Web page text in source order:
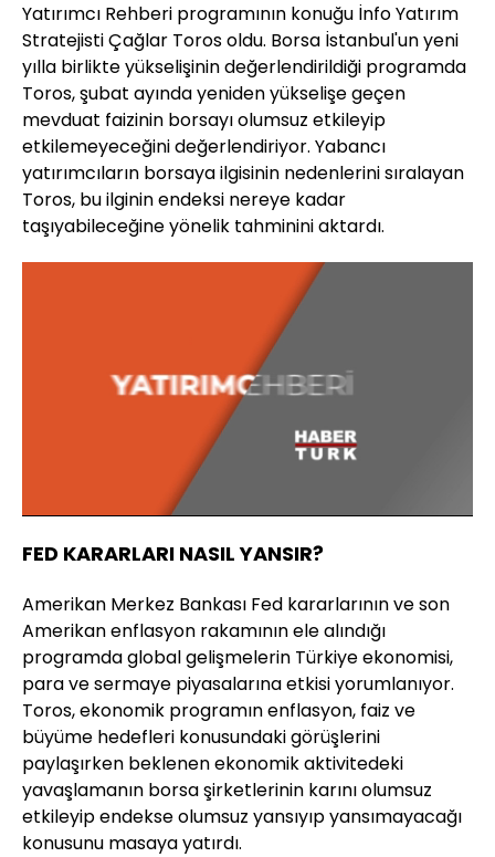
Yatırımcı Rehberi programının konuğu İnfo Yatırım
Stratejisti Çağlar Toros oldu. Borsa İstanbul'un yeni
yılla birlikte yükselişinin değerlendirildiği programda
Toros, şubat ayında yeniden yükselişe geçen
mevduat faizinin borsayı olumsuz etkileyip
etkilemeyeceğini değerlendiriyor. Yabancı
yatırımcıların borsaya ilgisinin nedenlerini sıralayan
Toros, bu ilginin endeksi nereye kadar
taşıyabileceğine yönelik tahminini aktardı.
Aç
Hızı
FED KARARLARI NASIL YANSIR?
Amerikan Merkez Bankası Fed kararlarının ve son
Amerikan enflasyon rakamının ele alındığı
programda global gelişmelerin Türkiye ekonomisi,
para ve sermaye piyasalarına etkisi yorumlanıyor.
Toros, ekonomik programın enflasyon, faiz ve
büyüme hedefleri konusundaki görüşlerini
paylaşırken beklenen ekonomik aktivitedeki
yavaşlamanın borsa şirketlerinin karını olumsuz
etkileyip endekse olumsuz yansıyıp yansımayacağı
konusunu masaya yatırdı.